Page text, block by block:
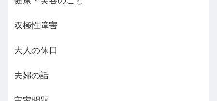
双極性障害
大人の休日
夫婦の話